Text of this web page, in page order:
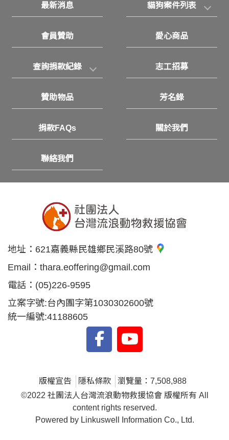
最新消息 貓狗案件列表
會員贊助 愛心商品
查詢捐款紀錄 志工招募
贊助物品 芳名錄
捐款FAQs 關於我們
聯絡我們
地址： 621嘉義縣民雄鄉民溪路80號
Email： thara.eoffering@gmail.com
電話： (05)226-9595
立案字號:台內團字第1030302600號
統一編號:41188605
版權宣告 隱私條款
瀏覽量：7,508,988
©2022 社團法人台灣流浪動物救援協會 版權所有 All
content rights reserved.
Powered by Linkuswell Information Co., Ltd.